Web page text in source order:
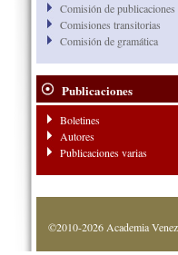
Comisión de publicaciones
Comisiones transitorias
Comisión de gramática
Publicaciones
Boletines
Autores
Publicaciones varias
©2010-2026 Academia